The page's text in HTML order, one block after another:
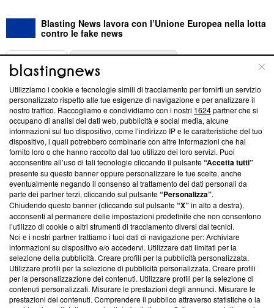
Blasting News lavora con l’Unione Europea nella lotta
contro le fake news
ABOUT
Questa sezione offre informazioni trasparenti su Blasting
News, sui nostri processi editoriali e su come ci impegniamo a
creare news di qualità. Inoltre, afferma la nostra aderenza a
‘Trust Project - News with Integrity’Blasting News non è
ancora membro del programma, ma ha richiesto di farne
parte; Trust Project non ha ancora effettuato una verifica di
conformità agli standard.
Su di noi
Team editoriale
Corporate
Redazione
Informativa Privacy
Cookie Policy
Utilizziamo i cookie e tecnologie simili di tracciamento per fornirti un servizio
personalizzato rispetto alle tue esigenze di navigazione e per analizzare il
nostro traffico. Raccogliamo e condividiamo con i nostri 1624partner che si
occupano di analisi dei dati web, pubblicità e social media, alcune
informazioni sul tuo dispositivo, come l’indirizzo IP e le caratteristiche del tuo
dispositivo, i quali potrebbero combinarle con altre informazioni che hai
fornito loro o che hanno raccolto dal tuo utilizzo dei loro servizi. Puoi
acconsentire all’uso di tali tecnologie cliccando il pulsante“Accetta tutti”
presente su questo banner oppure personalizzare le tue scelte, anche
eventualmente negando il consenso al trattamento dei dati personali da
parte dei partner terzi, cliccando sul pulsante“Personalizza”.
Chiudendo questo banner (cliccando sul pulsante“X”in alto a destra),
acconsenti al permanere delle impostazioni predefinite che non consentono
l’utilizzo di cookie o altri strumenti di tracciamento diversi dai tecnici.
Noi e i nostri partner trattiamo i tuoi dati di navigazione per: Archiviare
informazioni su dispositivo e/o accedervi. Utilizzare dati limitati per la
selezione della pubblicità. Creare profili per la pubblicità personalizzata.
Utilizzare profili per la selezione di pubblicità personalizzata. Creare profili
per la personalizzazione dei contenuti. Utilizzare profili per la selezione di
contenuti personalizzati. Misurare le prestazioni degli annunci. Misurare le
prestazioni dei contenuti. Comprendere il pubblico attraverso statistiche o la